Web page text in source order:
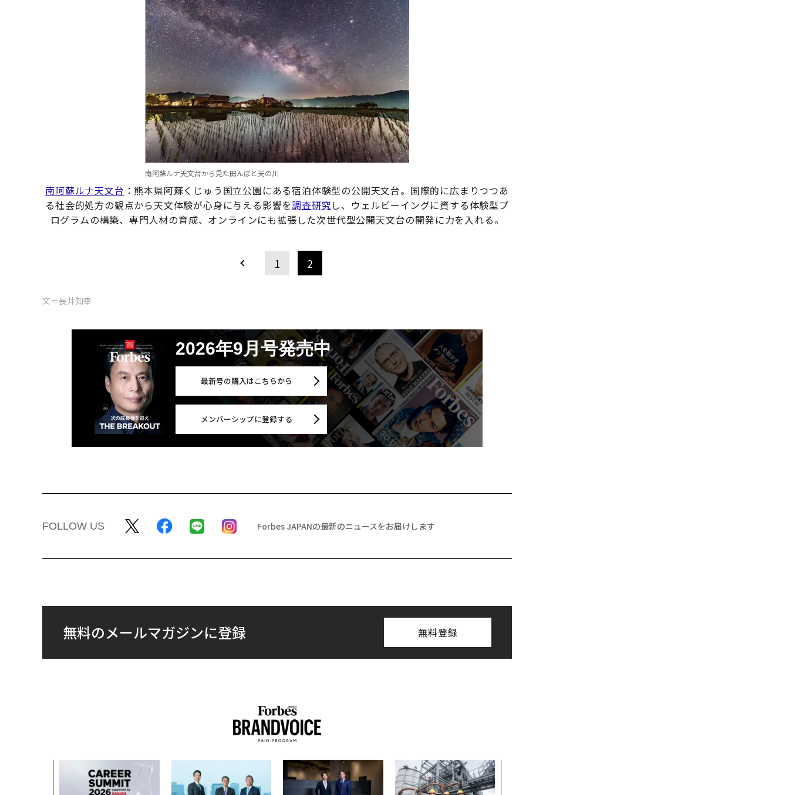
南阿蘇ルナ天文台から見た田んぼと天の川
南阿蘇ルナ天文台 ：熊本県阿蘇くじゅう国立公園にある宿泊体験型の公開天文台。国際的に広まりつつあ
る社会的処方の観点から天文体験が心身に与える影響を調査研究し、ウェルビーイングに資する体験型プ
ログラムの構築、専門人材の育成、オンラインにも拡張した次世代型公開天文台の開発に力を入れる。
1 2
文＝長井知幸
2026年9月号発売中
最新号の購入はこちらから
メンバーシップに登録する
FOLLOW US Forbes JAPANの最新のニュースをお届けします
無料のメールマガジンに登録 無料登録